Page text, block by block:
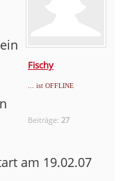
Fischy
... ist OFFLINE
Beiträge: 27
am 19.02.07